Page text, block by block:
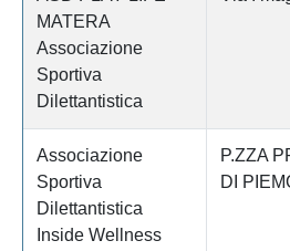
MATERA
Associazione
Sportiva
Dilettantistica
Associazione
Sportiva
Dilettantistica
Inside Wellness
P.ZZA
DI